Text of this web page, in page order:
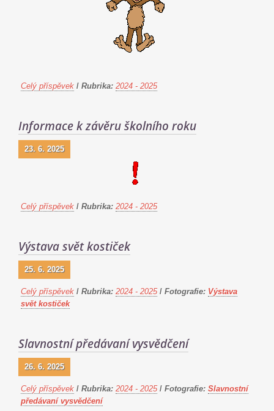
Celý příspěvek / Rubrika: 2024 - 2025
Informace k závěru školního roku
23. 6. 2025
Celý příspěvek / Rubrika: 2024 - 2025
Výstava svět kostiček
25. 6. 2025
Celý příspěvek / Rubrika: 2024 - 2025 / Fotografie: Výstava
svět kostiček
Slavnostní předávaní vysvědčení
26. 6. 2025
Celý příspěvek / Rubrika: 2024 - 2025 / Fotografie: Slavnostní
předávaní vysvědčení